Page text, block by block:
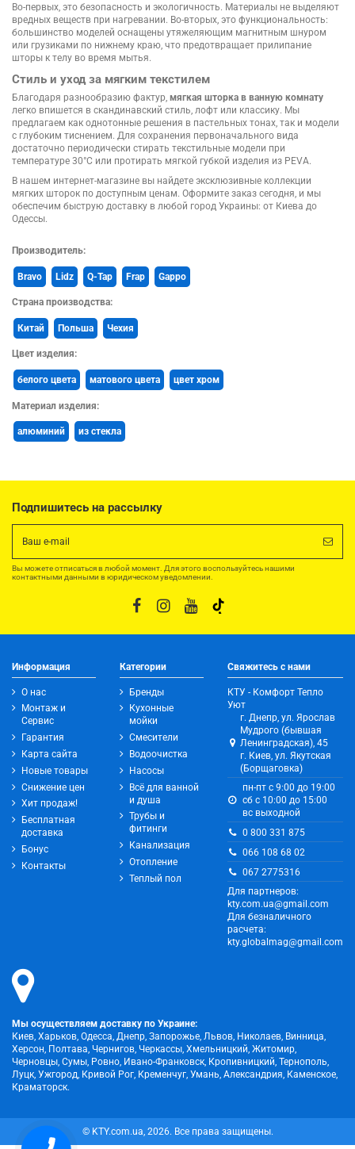
Во-первых, это безопасность и экологичность. Материалы не выделяют
вредных веществ при нагревании. Во-вторых, это функциональность:
большинство моделей оснащены утяжеляющим магнитным шнуром
или грузиками по нижнему краю, что предотвращает прилипание
шторы к телу во время мытья.
Стиль и уход за мягким текстилем
Благодаря разнообразию фактур, мягкая шторка в ванную комнату
легко впишется в скандинавский стиль, лофт или классику. Мы
предлагаем как однотонные решения в пастельных тонах, так и модели
с глубоким тиснением. Для сохранения первоначального вида
достаточно периодически стирать текстильные модели при
температуре 30°C или протирать мягкой губкой изделия из PEVA.
В нашем интернет-магазине вы найдете эксклюзивные коллекции
мягких шторок по доступным ценам. Оформите заказ сегодня, и мы
обеспечим быструю доставку в любой город Украины: от Киева до
Одессы.
Производитель:
Bravo Lidz Q-Tap Frap Gappo
Страна производства:
Китай Польша Чехия
Цвет изделия:
белого цвета матового цвета цвет хром
Материал изделия:
алюминий из стекла
Подпишитесь на рассылку
Вы можете отписаться в любой момент. Для этого воспользуйтесь нашими
контактными данными в юридическом уведомлении.
Информация
О нас
Монтаж и
Сервис
Гарантия
Карта сайта
Новые товары
Снижение цен
Хит продаж!
Бесплатная
доставка
Бонус
Контакты
Категории
Бренды
Кухонные
мойки
Смесители
Водоочистка
Насосы
Всё для ванной
и душа
Трубы и
фитинги
Канализация
Отопление
Теплый пол
Свяжитесь с нами
КТУ - Комфорт Тепло
Уют
г. Днепр, ул. Ярослав
Мудрого (бывшая
Ленинградская), 45
г. Киев, ул. Якутская
(Борщаговка)
пн-пт с 9:00 до 19:00
сб с 10:00 до 15:00
вс выходной
0 800 331 875
066 108 68 02
067 2775316
Для партнеров:
kty.com.ua@gmail.com
Для безналичного
расчета:
kty.globalmag@gmail.com
Мы осуществляем доставку по Украине:
Киев, Харьков, Одесса, Днепр, Запорожье, Львов, Николаев, Винница,
Херсон, Полтава, Чернигов, Черкассы, Хмельницкий, Житомир,
Черновцы, Сумы, Ровно, Ивано-Франковск, Кропивницкий, Тернополь,
Луцк, Ужгород, Кривой Рог, Кременчуг, Умань, Александрия, Каменское,
Краматорск.
© KTY.com.ua, 2026. Все права защищены.